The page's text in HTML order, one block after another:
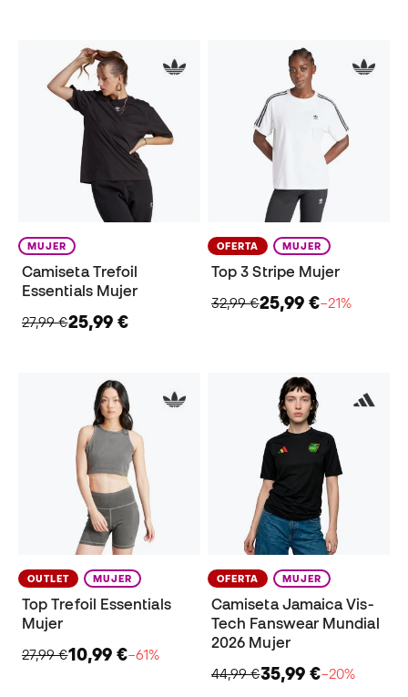
MUJER
Camiseta Trefoil
Essentials Mujer
27,99 €25,99 €
OFERTA MUJER
Top 3 Stripe Mujer
32,99 €25,99 €−21%
OUTLET MUJER
Top Trefoil Essentials
Mujer
27,99 €10,99 €−61%
OFERTA MUJER
Camiseta Jamaica Vis-
Tech Fanswear Mundial
2026 Mujer
44,99 €35,99 €−20%